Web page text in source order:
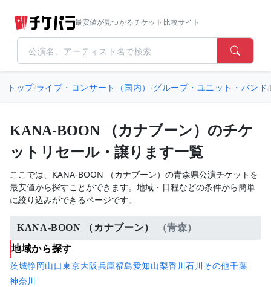
最安値が見つかるチケット比較サイト
トップ/ライブ・コンサート（国内） /グループ・ユニット・バンド/
KANA-BOON （カナブーン）のチケ
ットリセール・譲ります一覧
ここでは、KANA-BOON （カナブーン）の青森県公演チケットを
最安値から探すことができます。地域・日程などの条件から簡単
に絞り込みができるページです。
KANA-BOON （カナブーン） （青森）
地域から探す
茨城静岡山口東京大阪兵庫福島愛知山梨香川石川 その他千葉
神奈川